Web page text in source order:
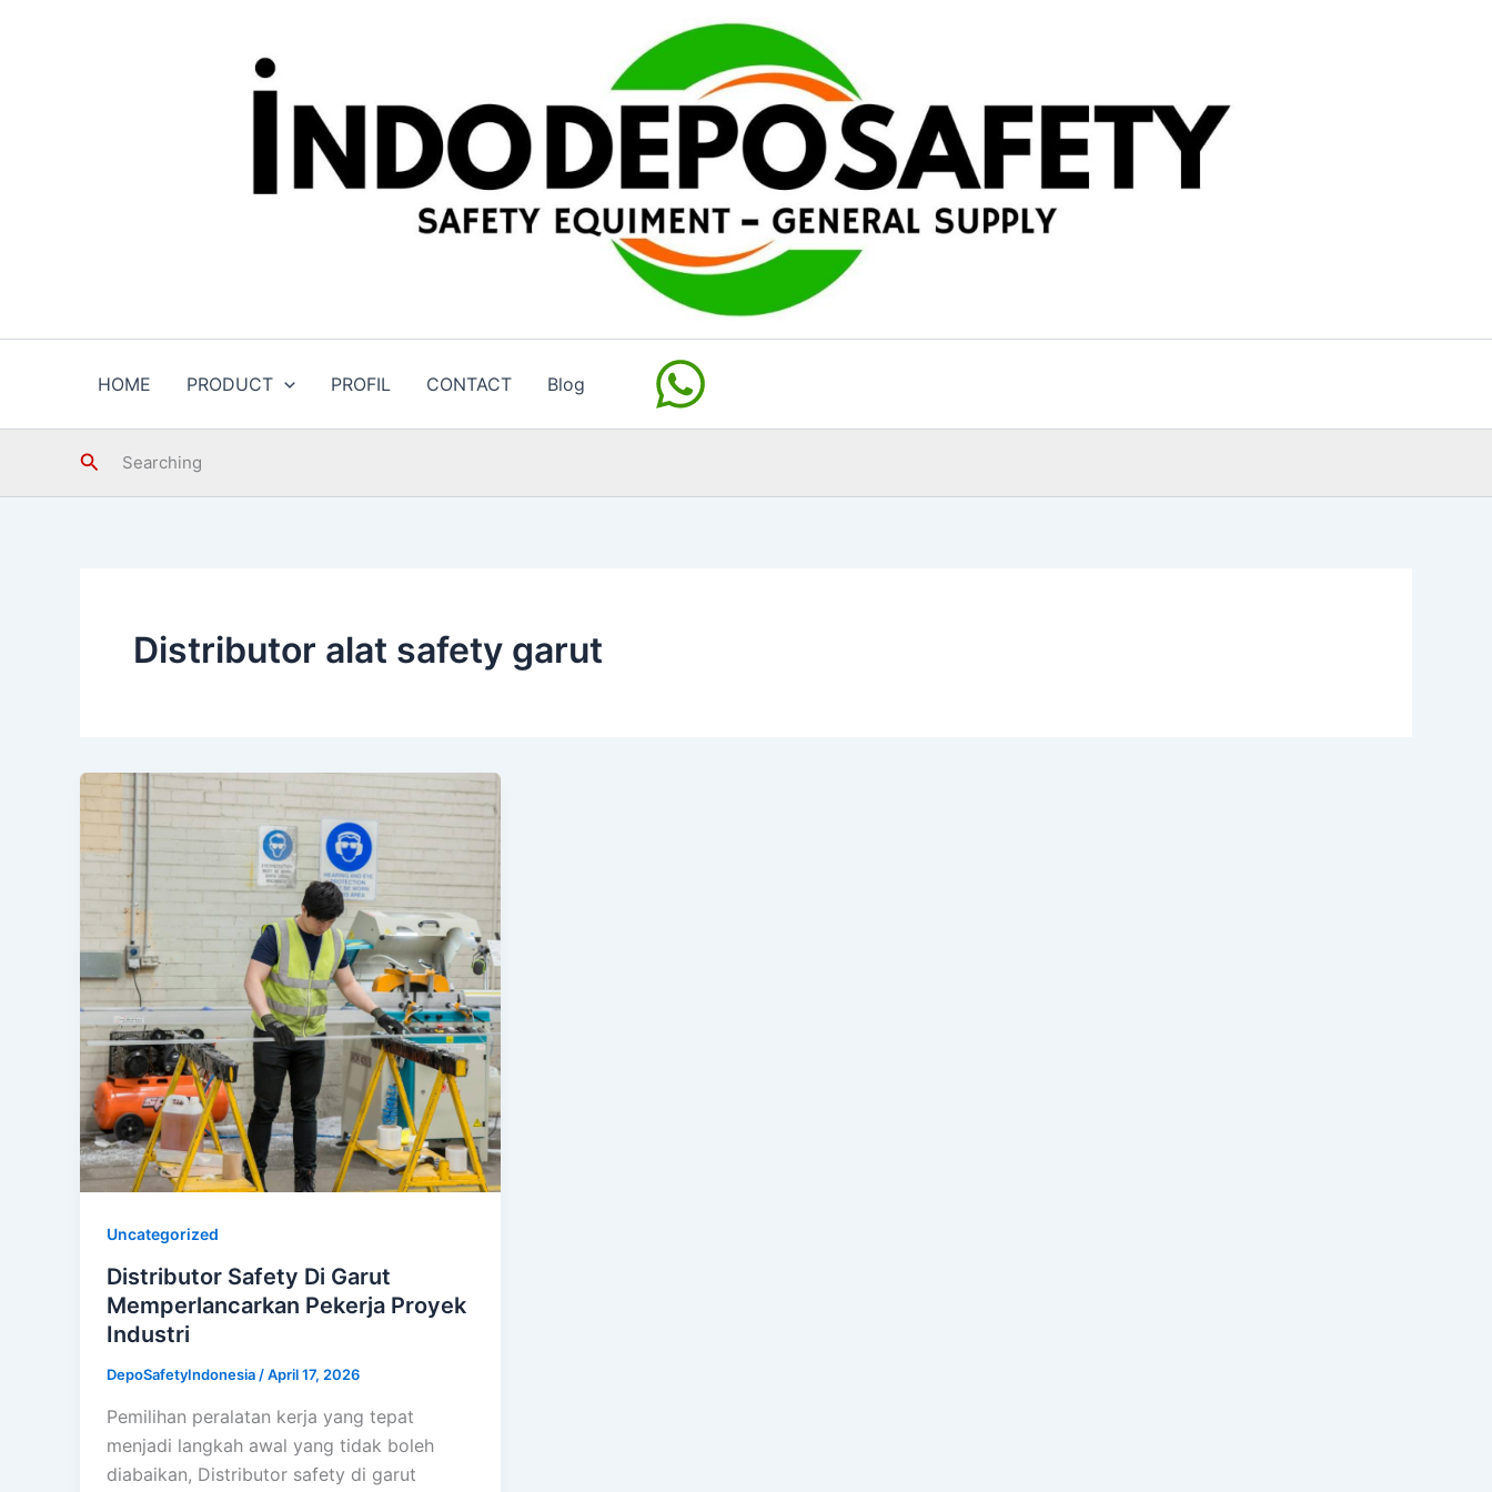
HOME PRODUCT PROFIL CONTACT Blog
SearchSearching
Distributor alat safety garut
Uncategorized
Distributor Safety Di Garut
Memperlancarkan Pekerja Proyek
Industri
DepoSafetyIndonesia/April 17, 2026
Pemilihan peralatan kerja yang tepat
menjadi langkah awal yang tidak boleh
diabaikan, Distributor safety di garut